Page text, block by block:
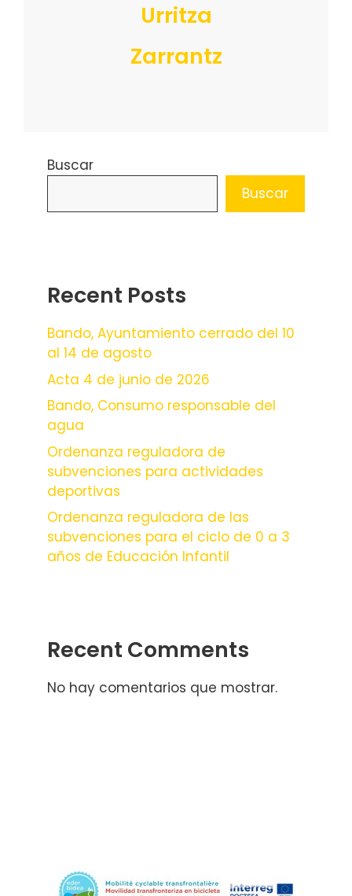
Urritza
Zarrantz
Buscar
Buscar
Recent Posts
Bando, Ayuntamiento cerrado del 10
al 14 de agosto
Acta 4 de junio de 2026
Bando, Consumo responsable del
agua
Ordenanza reguladora de
subvenciones para actividades
deportivas
Ordenanza reguladora de las
subvenciones para el ciclo de 0 a 3
años de Educación Infantil
Recent Comments
No hay comentarios que mostrar.